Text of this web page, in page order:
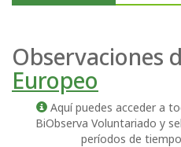
Observaciones
Europeo
Aquí puedes acceder a
BiObserva Voluntariado y
períodos de